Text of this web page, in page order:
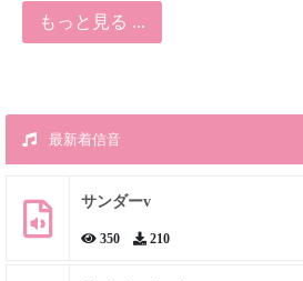
もっと見る ...
最新着信音
サンダーv
350 210